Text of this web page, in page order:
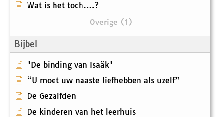
Wat is het toch….?
Overige (1)
Bijbel
"De binding van Isaäk"
“U moet uw naaste liefhebben als uzelf”
De Gezalfden
De kinderen van het leerhuis